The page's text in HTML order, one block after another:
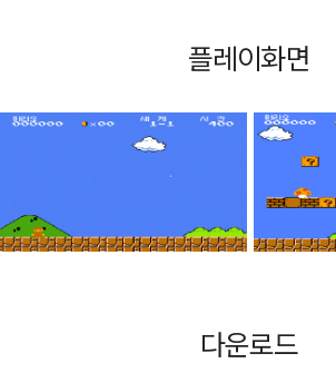
플레이화면
다운로드